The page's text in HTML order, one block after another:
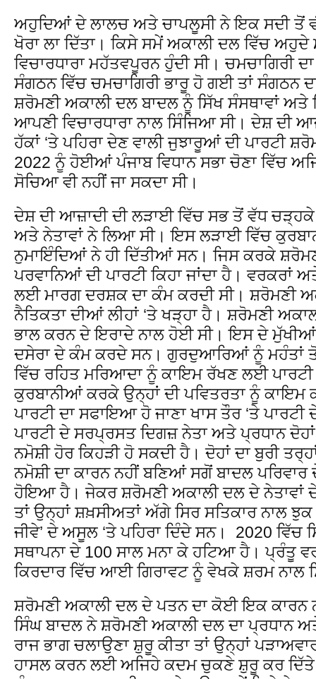
ਅਹੁਦਿਆਂ ਦੇ ਲਾਲਚ ਅਤੇ ਚਾਪਲੂਸੀ ਨੇ ਇਕ ਸਦੀ ਤੋਂ
ਖੋਰਾ ਲਾ ਦਿੱਤਾ। ਕਿਸੇ ਸਮੇਂ ਅਕਾਲੀ ਦਲ ਵਿੱਚ
ਵਿਚਾਰਧਾਰਾ ਮਹੱਤਵਪੂਰਨ ਹੁੰਦੀ ਸੀ। ਚਮਚਾਗਿਰੀ
ਸੰਗਠਨ ਵਿੱਚ ਚਮਚਾਗਿਰੀ ਭਾਰੂ ਹੋ ਗਈ ਤਾਂ
ਸ਼ਰੋਮਣੀ ਅਕਾਲੀ ਦਲ ਬਾਦਲ ਨੂੰ ਸਿੱਖ ਸੰਸਥਾਵਾਂ ਅਤੇ
ਆਪਣੀ ਵਿਚਾਰਧਾਰਾ ਨਾਲ ਸਿੰਜਿਆ ਸੀ। ਦੇਸ਼ ਦੀ
ਹੱਕਾਂ ‘ਤੇ ਪਹਿਰਾ ਦੇਣ ਵਾਲੀ ਜੁਝਾਰੂਆਂ ਦੀ ਪਾਰਟੀ
2022 ਨੂੰ ਹੋਈਆਂ ਪੰਜਾਬ ਵਿਧਾਨ ਸਭਾ ਚੋਣਾ ਵਿੱਚ
ਸੋਚਿਆ ਵੀ ਨਹੀਂ ਜਾ ਸਕਦਾ ਸੀ।
ਦੇਸ਼ ਦੀ ਆਜ਼ਾਦੀ ਦੀ ਲੜਾਈ ਵਿੱਚ ਸਭ ਤੋਂ ਵੱਧ ਚੜ੍ਹਕੇ
ਅਤੇ ਨੇਤਾਵਾਂ ਨੇ ਲਿਆ ਸੀ। ਇਸ ਲੜਾਈ ਵਿੱਚ
ਨੁਮਾਇੰਦਿਆਂ ਨੇ ਹੀ ਦਿੱਤੀਆਂ ਸਨ। ਜਿਸ ਕਰਕੇ
ਪਰਵਾਨਿਆਂ ਦੀ ਪਾਰਟੀ ਕਿਹਾ ਜਾਂਦਾ ਹੈ। ਵਰਕਰਾਂ
ਲਈ ਮਾਰਗ ਦਰਸ਼ਕ ਦਾ ਕੰਮ ਕਰਦੀ ਸੀ। ਸ਼ਰੋਮਣੀ
ਨੈਤਿਕਤਾ ਦੀਆਂ ਲੀਹਾਂ ‘ਤੇ ਖੜ੍ਹਾ ਹੈ। ਸ਼ਰੋਮਣੀ
ਭਾਲ ਕਰਨ ਦੇ ਇਰਾਦੇ ਨਾਲ ਹੋਈ ਸੀ। ਇਸ ਦੇ ਮੁੱਖੀਆਂ
ਦਸੇਰਾ ਦੇ ਕੰਮ ਕਰਦੇ ਸਨ। ਗੁਰਦੁਆਰਿਆਂ ਨੂੰ ਮਹੰਤਾਂ
ਵਿੱਚ ਰਹਿਤ ਮਰਿਆਦਾ ਨੂੰ ਕਾਇਮ ਰੱਖਣ ਲਈ
ਕੁਰਬਾਨੀਆਂ ਕਰਕੇ ਉਨ੍ਹਾਂ ਦੀ ਪਵਿਤਰਤਾ ਨੂੰ ਕਾਇਮ
ਪਾਰਟੀ ਦਾ ਸਫਾਇਆ ਹੋ ਜਾਣਾ ਖਾਸ ਤੌਰ ‘ਤੇ
ਪਾਰਟੀ ਦੇ ਸਰਪ੍ਰਸਤ ਦਿਗਜ਼ ਨੇਤਾ ਅਤੇ ਪ੍ਰਧਾਨ
ਨਮੋਸ਼ੀ ਹੋਰ ਕਿਹੜੀ ਹੋ ਸਕਦੀ ਹੈ। ਦੋਹਾਂ ਦਾ ਬੁਰੀ
ਨਮੋਸ਼ੀ ਦਾ ਕਾਰਨ ਨਹੀਂ ਬਣਿਆਂ ਸਗੋਂ ਬਾਦਲ ਪਰਿਵਾਰ
ਹੋਇਆ ਹੈ। ਜੇਕਰ ਸ਼ਰੋਮਣੀ ਅਕਾਲੀ ਦਲ ਦੇ ਨੇਤਾਵਾਂ ਦੇ
ਤਾਂ ਉਨ੍ਹਾਂ ਸ਼ਖ਼ਸੀਅਤਾਂ ਅੱਗੇ ਸਿਰ ਸਤਿਕਾਰ ਨਾਲ ਝੁਕ
ਜੀਵੇ’ ਦੇ ਅਸੂਲ ‘ਤੇ ਪਹਿਰਾ ਦਿੰਦੇ ਸਨ। 2020 ਵਿੱਚ
ਸਥਾਪਨਾ ਦੇ 100 ਸਾਲ ਮਨਾ ਕੇ ਹਟਿਆ ਹੈ। ਪ੍ਰੰਤੂ
ਕਿਰਦਾਰ ਵਿੱਚ ਆਈ ਗਿਰਾਵਟ ਨੂੰ ਵੇਖਕੇ ਸ਼ਰਮ ਨਾਲ
ਸ਼ਰੋਮਣੀ ਅਕਾਲੀ ਦਲ ਦੇ ਪਤਨ ਦਾ ਕੋਈ ਇਕ ਕਾਰਨ
ਸਿੰਘ ਬਾਦਲ ਨੇ ਸ਼ਰੋਮਣੀ ਅਕਾਲੀ ਦਲ ਦਾ ਪ੍ਰਧਾਨ
ਰਾਜ ਭਾਗ ਚਲਾਉਣਾ ਸ਼ੁਰੂ ਕੀਤਾ ਤਾਂ ਉਨ੍ਹਾਂ
ਹਾਸਲ ਕਰਨ ਲਈ ਅਜਿਹੇ ਕਦਮ ਚੁਕਣੇ ਸ਼ੁਰੂ ਕਰ ਦਿੱਤੇ,